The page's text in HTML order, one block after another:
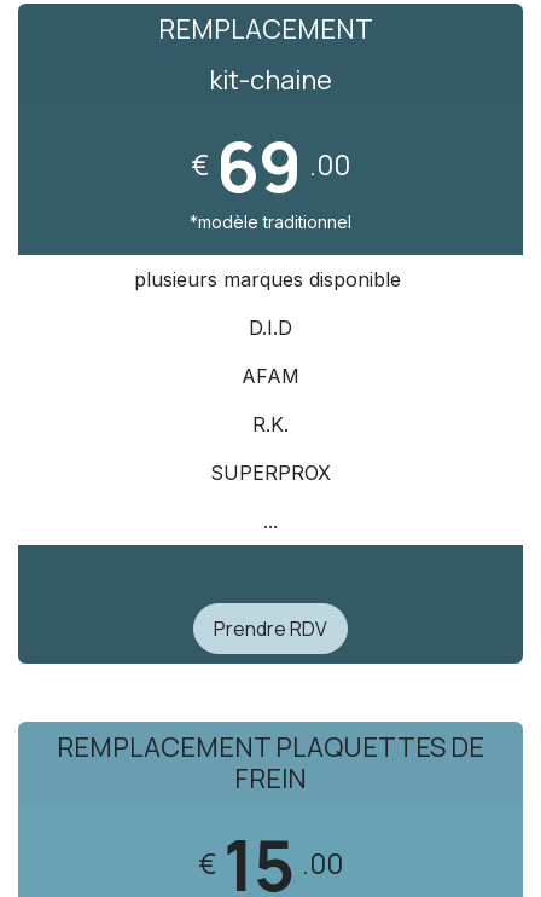
REMPLACEMENT
kit-chaine
€ 69 .00
*modèle traditionnel
plusieurs marques disponible
D.I.D
AFAM
R.K.
SUPERPROX
...
Prendre RDV
REMPLACEMENT PLAQUETTES DE
FREIN
€ 15 .00